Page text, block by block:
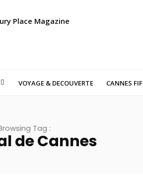
VOYAGE & DECOUVERTE CANNES FIF
Tag :
de Cannes